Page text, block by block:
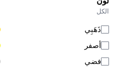
الكل
ذَهَبِي
أصفر
فضي